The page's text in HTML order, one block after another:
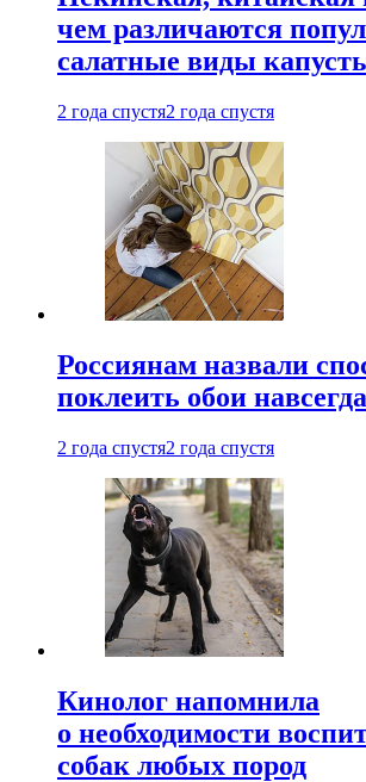
чем различаются
салатные виды
2 года спустя2 года спустя
Россиянам назвали
поклеить обои навсегда
2 года спустя2 года спустя
Кинолог напомнила
о необходимости
собак любых пород